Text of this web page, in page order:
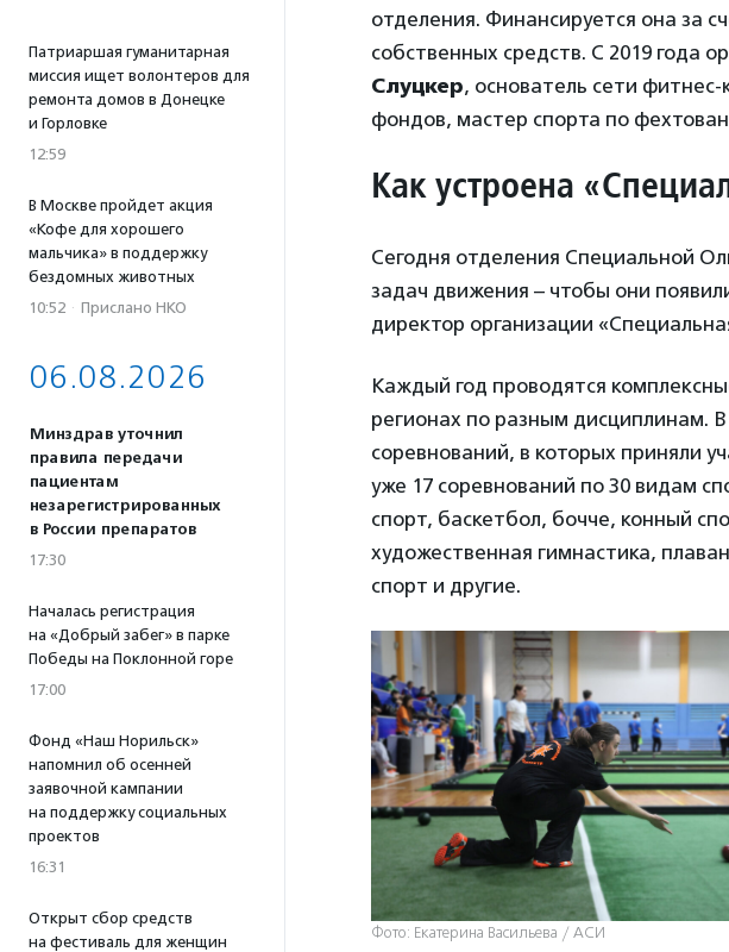
Патриаршая гуманитарная
миссия ищет волонтеров для
ремонта домов в Донецке
и Горловке
12:59
В Москве пройдет акция
«Кофе для хорошего
мальчика» в поддержку
бездомных животных
10:52 · Прислано НКО
06.08.2026
Минздрав уточнил
правила передачи
пациентам
незарегистрированных
в России препаратов
17:30
Началась регистрация
на «Добрый забег» в парке
Победы на Поклонной горе
17:00
Фонд «Наш Норильск»
напомнил об осенней
заявочной кампании
на поддержку социальных
проектов
16:31
Открыт сбор средств
на фестиваль для женщин
отделения. Финансируется она за
собственных средств. С 2019 года
Слуцкер, основатель сети
фондов, мастер спорта по
Как устроена
Сегодня отделения Специальной
задач движения – чтобы они
директор организации
Каждый год проводятся
регионах по разным дисциплинам.
соревнований, в которых приняли
уже 17 соревнований по 30 видам
спорт, баскетбол, бочче, конный
художественная гимнастика,
спорт и другие.
Фото: Екатерина Васильева / АСИ